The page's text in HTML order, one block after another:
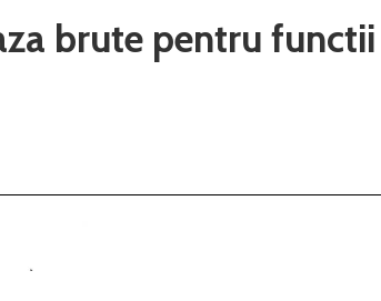
brute pentru functii